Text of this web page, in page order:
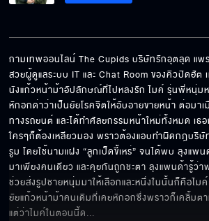
กามเทพออนไลน์ The Cupids บริษัทรักอุตลุด แพ
สวยผู้ดูแลระบบ IT และ Chat Room ของคิวปิดฮัต
นังแก้วหน้าม้าอัปลักษณ์ที่ไปหลงรัก ไมค์ รุ่นพี่หนุ่มห
หักอกด่าว่าเป็นยัยโรคจิตให้อับอายขายหน้า ต่อมาเ
ทางรถยนต์ และได้ทำศัลยกรรมหน้าใหม่ทั้งหมด เธ
ใครๆก็ต้องเหลียวมอง พราวต้องแอบทำผิดกฎบริษั
รูม โดยใช้นามแฝง “ลูกเป็ดขี้เหร่” จนได้พบ ลุงแพ
มาเพียงคนเดียว และคุยกันถูกชะตา ลุงแพนด้ารู้ว่
ช่วยส่งรูปชายหนุ่มมาให้เลือกและหนึ่งในนั้นก็คือไม
ยัยแก้วหน้าม้าคนเดิมที่เคยหักอกซึ่งพราวก็เคลิ้มต
แต่ว่าไมค์ในตอนนี้ด...